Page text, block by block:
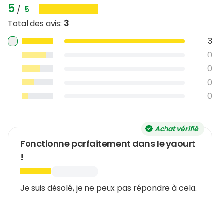
5 / 5
Total des avis: 3
3
0
0
0
0
Achat vérifié
Fonctionne parfaitement dans le yaourt
!
Je suis désolé, je ne peux pas répondre à cela.